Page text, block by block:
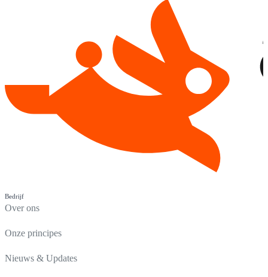
Bedrijf
Over ons
Onze principes
Nieuws & Updates